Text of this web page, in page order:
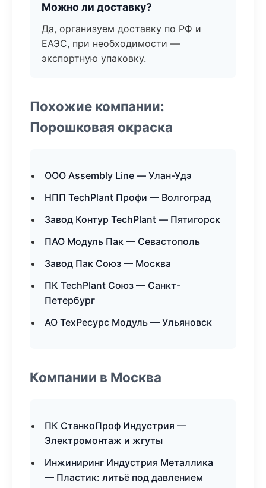
Можно ли доставку?
Да, организуем доставку по РФ и
ЕАЭС, при необходимости —
экспортную упаковку.
Похожие компании:
Порошковая окраска
ООО Assembly Line — Улан-Удэ
НПП TechPlant Профи — Волгоград
Завод Контур TechPlant — Пятигорск
ПАО Модуль Пак — Севастополь
Завод Пак Союз — Москва
ПК TechPlant Союз — Санкт-
Петербург
АО ТехРесурс Модуль — Ульяновск
Компании в Москва
ПК СтанкоПроф Индустрия —
Электромонтаж и жгуты
Инжиниринг Индустрия Металлика
— Пластик: литьё под давлением